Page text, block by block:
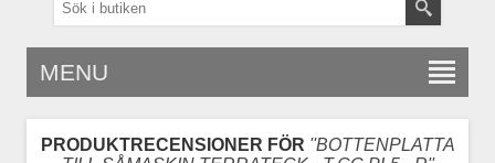
MENU
PRODUKTRECENSIONER FÖR
BOTTENPLATTA